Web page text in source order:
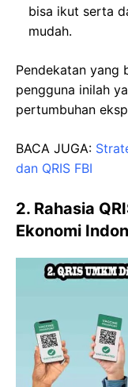
bisa ikut serta
mudah.
Pendekatan yang
pengguna inilah
pertumbuhan
BACA JUGA:
dan QRIS FBI
2. Rahasia
Ekonomi